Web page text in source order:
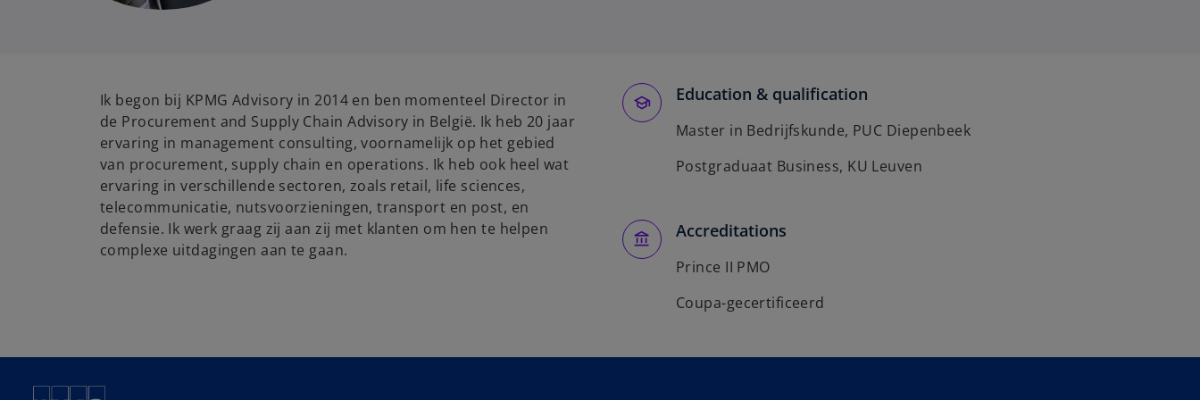
i
n
a
n
e
w
t
Ik begon bij KPMG Advisory in 2014 en ben momenteel Director in
de Procurement and Supply Chain Advisory in België. Ik heb 20 jaar
ervaring in management consulting, voornamelijk op het gebied
van procurement, supply chain en operations. Ik heb ook heel wat
ervaring in verschillende sectoren, zoals retail, life sciences,
telecommunicatie, nutsvoorzieningen, transport en post, en
defensie. Ik werk graag zij aan zij met klanten om hen te helpen
complexe uitdagingen aan te gaan.
Education & qualification
Master in Bedrijfskunde, PUC Diepenbeek
Postgraduaat Business, KU Leuven
Accreditations
Prince II PMO
Coupa-gecertificeerd